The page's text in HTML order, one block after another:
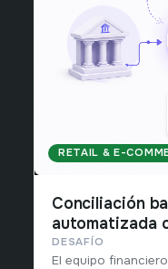
RETAIL & E-
Conciliación
automatizada
DESAFÍO
El equipo